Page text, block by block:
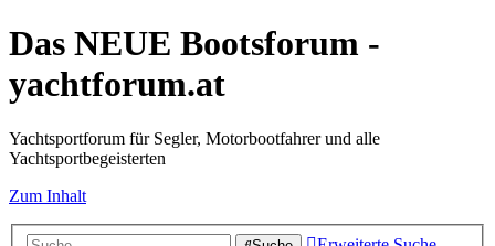
Das NEUE Bootsforum -
yachtforum.at
Yachtsportforum für Segler, Motorbootfahrer und alle
Yachtsportbegeisterten
Zum Inhalt